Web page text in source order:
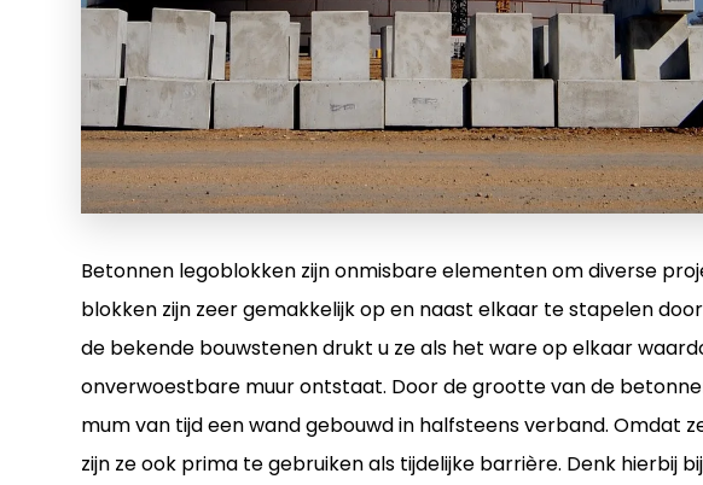
Betonnen legoblokken zijn onmisbare elementen om diverse
blokken zijn zeer gemakkelijk op en naast elkaar te stapelen
de bekende bouwstenen drukt u ze als het ware op elkaar
onverwoestbare muur ontstaat. Door de grootte van de
mum van tijd een wand gebouwd in halfsteens verband. Omdat
zijn ze ook prima te gebruiken als tijdelijke barrière. Denk hierbij